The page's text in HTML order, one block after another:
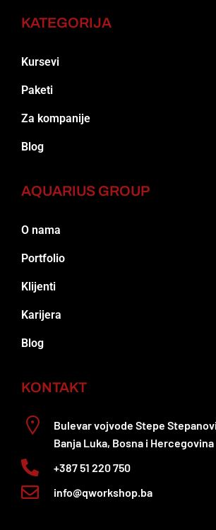
KATEGORIJA
Kursevi
Paketi
Za kompanije
Blog
AQUARIUS GROUP
O nama
Portfolio
Klijenti
Karijera
Blog
KONTAKT
Bulevar vojvode Stepe
Banja Luka, Bosna i Hercegovina
+387 51 220 750
info@qworkshop.ba